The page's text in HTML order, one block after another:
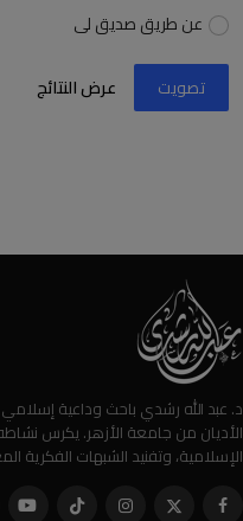
عن طريق صديق لى
تصويت عرض النتائج
د. عبد الله رشدي باحث وداعية
الأديان من جامعة الأزهر. يكرس
الإسلامية، وتفنيد الشبهات الفكرية